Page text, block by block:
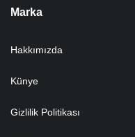
Marka
Hakkımızda
Künye
Gizlilik Politikası